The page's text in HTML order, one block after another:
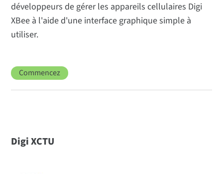
développeurs de gérer les appareils cellulaires Digi
XBee à l'aide d'une interface graphique simple à
utiliser.
Commencez
Digi XCTU